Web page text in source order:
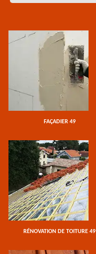
FAÇADIER 49
RÉNOVATION DE TOITURE 49